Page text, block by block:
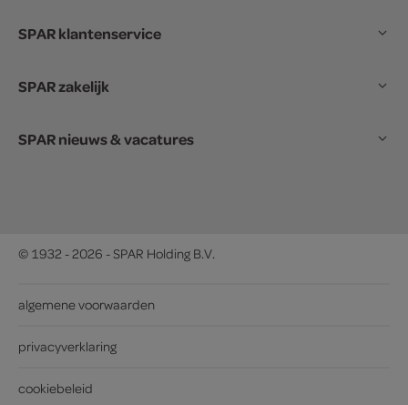
SPAR klantenservice
SPAR zakelijk
SPAR nieuws & vacatures
© 1932 - 2026 - SPAR Holding B.V.
algemene voorwaarden
privacyverklaring
cookiebeleid